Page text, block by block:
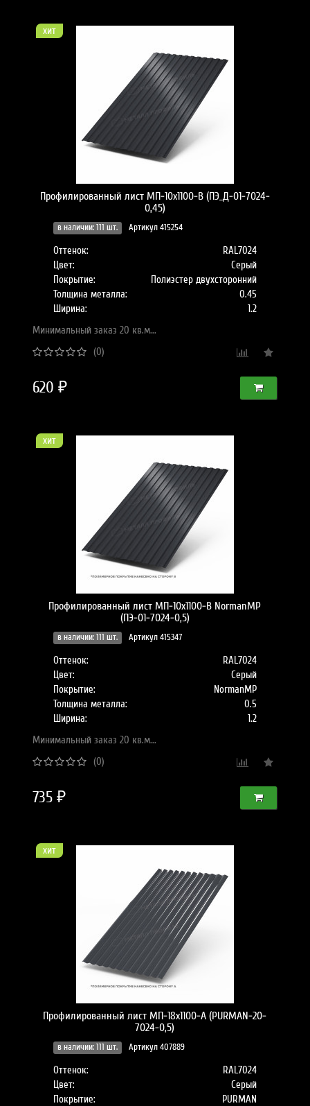
хит
Профилированный лист МП-10x1100-B (ПЭ_Д-01-7024-
0,45)
в наличии: 111 шт. Артикул 415254
Оттенок:
RAL7024
Цвет:
Серый
Покрытие:
Полиэстер двухсторонний
Толщина металла:
0.45
Ширина:
1.2
Минимальный заказ 20 кв.м...
(0)
620 ₽
хит
Профилированный лист МП-10x1100-B NormanMP
(ПЭ-01-7024-0,5)
в наличии: 111 шт. Артикул 415347
Оттенок:
RAL7024
Цвет:
Серый
Покрытие:
NormanMP
Толщина металла:
0.5
Ширина:
1.2
Минимальный заказ 20 кв.м...
(0)
735 ₽
хит
Профилированный лист МП-18x1100-A (PURMAN-20-
7024-0,5)
в наличии: 111 шт. Артикул 407889
Оттенок:
RAL7024
Цвет:
Серый
Покрытие:
PURMAN